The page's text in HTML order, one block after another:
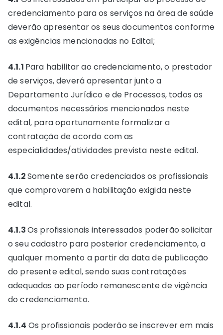
credenciamento para os serviços na área de saúde
deverão apresentar os seus documentos conforme
as exigências mencionadas no Edital;
4.1.1 Para habilitar ao credenciamento, o prestador
de serviços, deverá apresentar junto a
Departamento Jurídico e de Processos, todos os
documentos necessários mencionados neste
edital, para oportunamente formalizar a
contratação de acordo com as
especialidades/atividades prevista neste edital.
4.1.2Somente serão credenciados os profissionais
que comprovarem a habilitação exigida neste
edital.
4.1.3Os profissionais interessados poderão solicitar
o seu cadastro para posterior credenciamento, a
qualquer momento a partir da data de publicação
do presente edital, sendo suas contratações
adequadas ao período remanescente de vigência
do credenciamento.
4.1.4 Os profissionais poderão se inscrever em mais